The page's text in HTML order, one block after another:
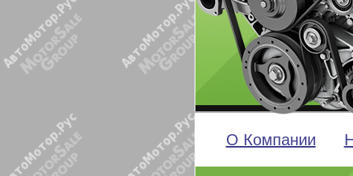
О Компании